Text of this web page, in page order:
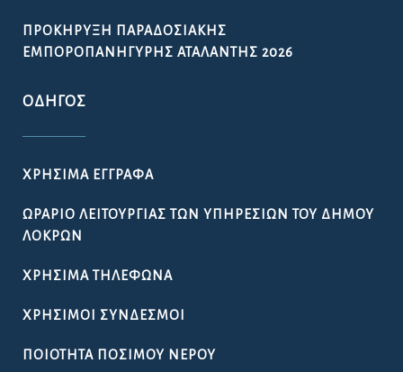
ΠΡΟΚΉΡΥΞΗ ΠΑΡΑΔΟΣΙΑΚΉΣ
ΕΜΠΟΡΟΠΑΝΉΓΥΡΗΣ ΑΤΑΛΆΝΤΗΣ 2026
ΟΔΗΓΌΣ
ΧΡΉΣΙΜΑ ΈΓΓΡΑΦΑ
ΩΡΆΡΙΟ ΛΕΙΤΟΥΡΓΊΑΣ ΤΩΝ ΥΠΗΡΕΣΙΏΝ ΤΟΥ ΔΉΜΟΥ
ΛΟΚΡΏΝ
ΧΡΉΣΙΜΑ ΤΗΛΈΦΩΝΑ
ΧΡΉΣΙΜΟΙ ΣΎΝΔΕΣΜΟΙ
ΠΟΙΌΤΗΤΑ ΠΌΣΙΜΟΥ ΝΕΡΟΎ